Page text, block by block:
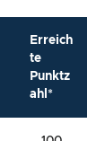
Erreich
te
Punktz
ahl*